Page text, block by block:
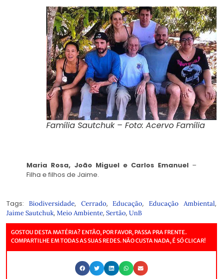
Família Sautchuk – Foto: Acervo Família
Maria Rosa, João Miguel e Carlos Emanuel –
Filha e filhos de Jaime.
Tags: Biodiversidade, Cerrado,Educação,Educação Ambiental,
Jaime Sautchuk, Meio Ambiente, Sertão, UnB
GOSTOU DESTA MATÉRIA? ENTÃO, POR FAVOR, PASSA PRA FRENTE.
COMPARTILHE EM TODAS AS SUAS REDES. NÃO CUSTA NADA, É SÓ CLICAR!